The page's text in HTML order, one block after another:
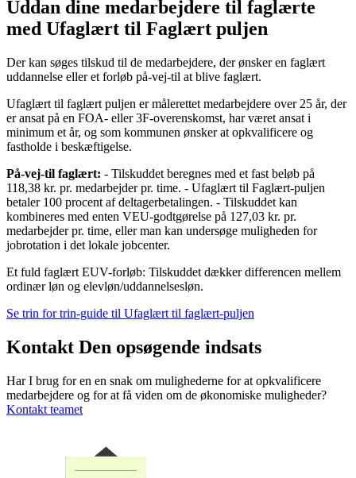
Uddan dine medarbejdere til faglærte
med Ufaglært til Faglært puljen
Der kan søges tilskud til de medarbejdere, der ønsker en faglært
uddannelse eller et forløb på-vej-til at blive faglært.
Ufaglært til faglært puljen er målerettet medarbejdere over 25 år, der
er ansat på en FOA- eller 3F-overenskomst, har været ansat i
minimum et år, og som kommunen ønsker at opkvalificere og
fastholde i beskæftigelse.
På-vej-til faglært: - Tilskuddet beregnes med et fast beløb på
118,38 kr. pr. medarbejder pr. time. - Ufaglært til Faglært-puljen
betaler 100 procent af deltagerbetalingen. - Tilskuddet kan
kombineres med enten VEU-godtgørelse på 127,03 kr. pr.
medarbejder pr. time, eller man kan undersøge muligheden for
jobrotation i det lokale jobcenter.
Et fuld faglært EUV-forløb: Tilskuddet dækker differencen mellem
ordinær løn og elevløn/uddannelsesløn.
Se trin for trin-guide til Ufaglært til faglært-puljen
Kontakt Den opsøgende indsats
Har I brug for en en snak om mulighederne for at opkvalificere
medarbejdere og for at få viden om de økonomiske muligheder?
Kontakt teamet